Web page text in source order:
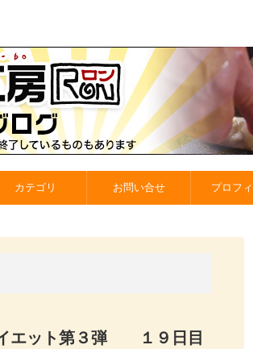
カテゴリ お問い合せ プロフ
エット第３弾 １９日目